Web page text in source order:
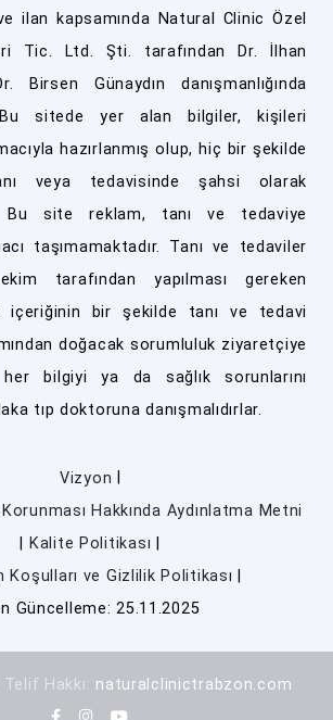
ilan kapsamında Natural Clinic Özel
Tic. Ltd. Şti. tarafından Dr. İlhan
Birsen Günaydın danışmanlığında
Bu sitede yer alan bilgiler, kişileri
hazırlanmış olup, hiç bir şekilde
veya tedavisinde şahsi olarak
Bu site reklam, tanı ve tedaviye
taşımamaktadır. Tanı ve tedaviler
tarafından yapılması gereken
içeriğinin bir şekilde tanı ve tedavi
doğacak sorumluluk ziyaretçiye
bilgiyi ya da sağlık sorunlarını
tıp doktoruna danışmalıdırlar.
Vizyon
Hakkında Aydınlatma Metni
Kalite Politikası
Koşulları ve Gizlilik Politikası
Güncelleme: 25.11.2025
Hakkı: naturalclinictrabzon.com